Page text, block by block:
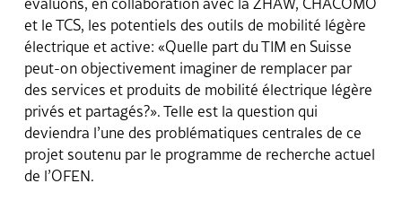
évaluons, en collaboration avec la ZHAW, CHACOMO
et le TCS, les potentiels des outils de mobilité légère
électrique et active: «Quelle part du TIM en Suisse
peut-on objectivement imaginer de remplacer par
des services et produits de mobilité électrique légère
privés et partagés?». Telle est la question qui
deviendra l’une des problématiques centrales de ce
projet soutenu par le programme de recherche actuel
de l’OFEN.